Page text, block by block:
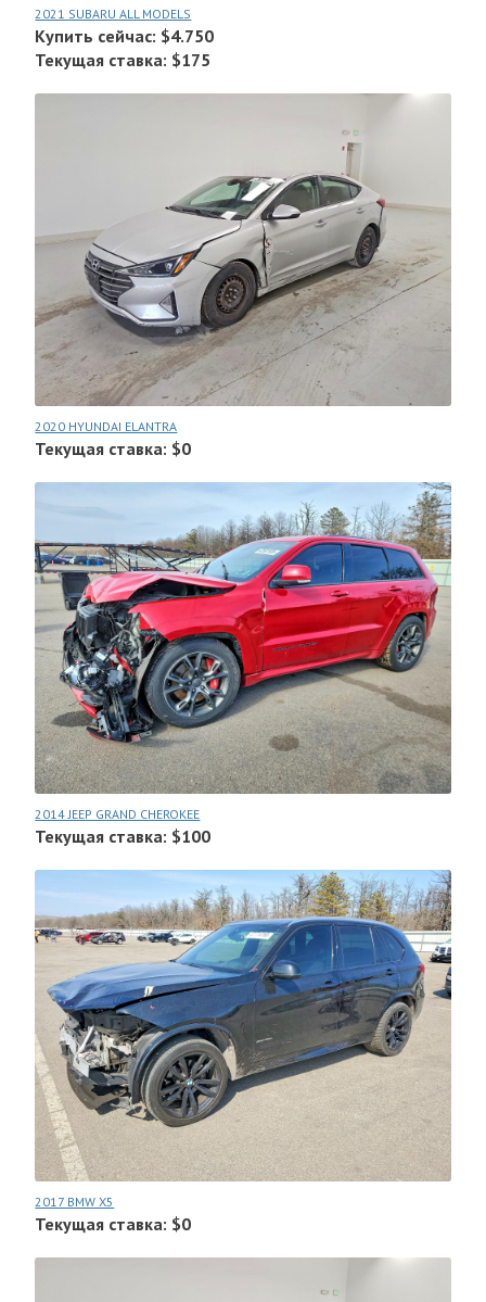
2021 SUBARU ALL MODELS
Купить сейчас: $4.750
Текущая ставка: $175
2020 HYUNDAI ELANTRA
Текущая ставка: $0
2014 JEEP GRAND CHEROKEE
Текущая ставка: $100
2017 BMW X5
Текущая ставка: $0